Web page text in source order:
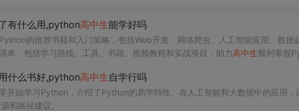
有什么用,python高中生能学好吗
的推荐书籍和入门策略，包括Web开发、网络爬虫、人工智能应用、数据
单，包括学习路线、工具、书籍、视频教程和实战项目，助力高中生顺利掌握
什么书好,python高中生 自学行吗
开始学习Python，介绍了Python的易学特性、在人工智能和大数据中的应用，
和路径建议。